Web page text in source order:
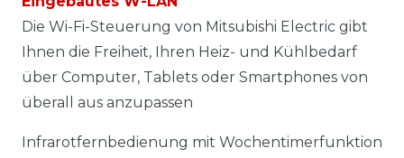
Die Wi-Fi-Steuerung von Mitsubishi Electric gibt
Ihnen die Freiheit, Ihren Heiz- und Kühlbedarf
über Computer, Tablets oder Smartphones von
überall aus anzupassen
Infrarotfernbedienung mit Wochentimerfunktion